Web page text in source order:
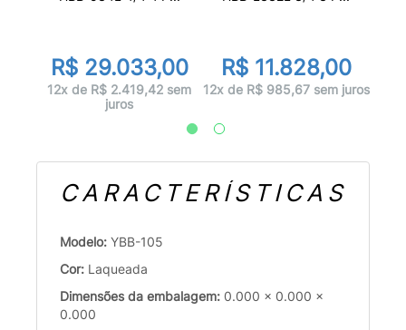
R$ 29.033,00
12x de R$ 2.419,42 sem
juros
R$ 11.828,00
12x de R$ 985,67 sem juros
CARACTERÍSTICAS
Modelo: YBB-105
Cor: Laqueada
Dimensões da embalagem: 0.000 x 0.000 x
0.000